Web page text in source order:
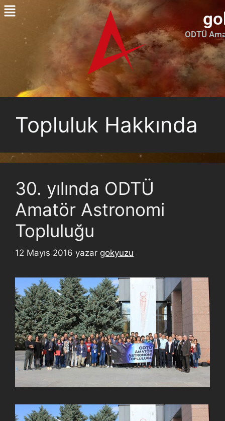
ODTÜ
Topluluk Hakkında
30. yılında ODTÜ
Amatör Astronomi
Topluluğu
12 Mayıs 2016 yazar gokyuzu